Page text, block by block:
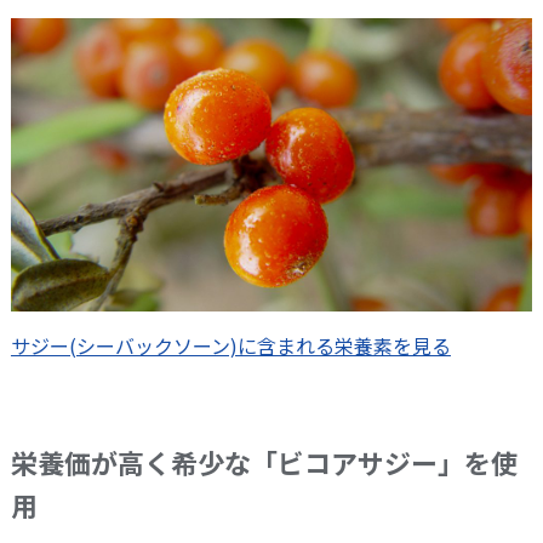
サジー(シーバックソーン)に含まれる栄養素を見る
栄養価が高く希少な「ビコアサジー」を使
用